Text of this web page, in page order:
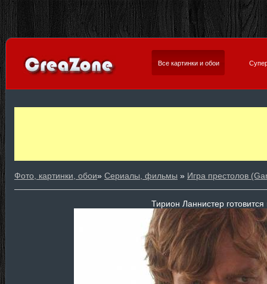
Все картинки и обои
Фото, картинки, обои» Сериалы, фильмы » Игра престолов
Тирион Ланнистер готовится